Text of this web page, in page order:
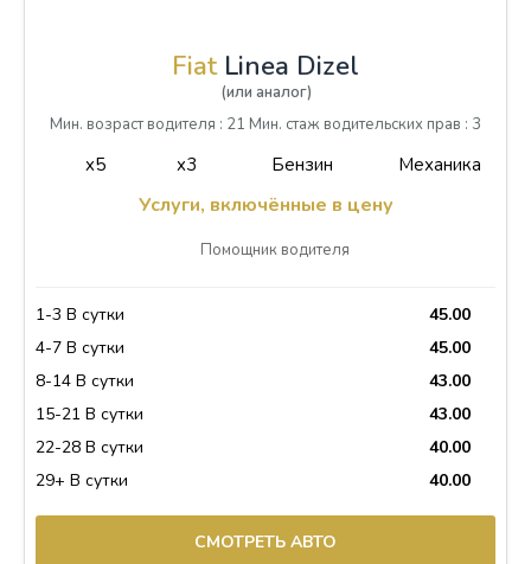
FiatLinea Dizel
(или аналог)
Мин. возраст водителя : 21 Мин. стаж водительских прав : 3
x5 x3 Бензин Механика
Услуги, включённые в цену
Помощник водителя
1-3 В сутки
45.00
4-7 В сутки
45.00
8-14 В сутки
43.00
15-21 В сутки
43.00
22-28 В сутки
40.00
29+ В сутки
40.00
СМОТРЕТЬ АВТО